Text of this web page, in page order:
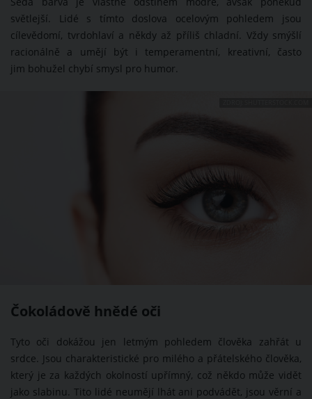
světlejší. Lidé s tímto doslova ocelovým pohledem jsou
cílevědomí, tvrdohlaví a někdy až příliš chladní. Vždy smýšlí
racionálně a umějí být i temperamentní, kreativní, často
jim bohužel chybí smysl pro humor.
Čokoládově hnědé oči
Tyto oči dokážou jen letmým pohledem člověka zahřát u
srdce. Jsou charakteristické pro milého a přátelského člověka,
který je za každých okolností upřímný, což někdo může vidět
jako slabinu. Tito lidé neumějí lhát ani podvádět, jsou věrní a